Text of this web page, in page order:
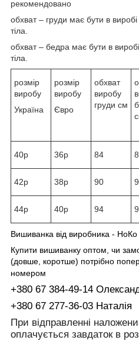
рекомендовано
обхват – груди має бути в
тіла.
обхват – бедра має бути в
тіла.
розмір
виробу
Україна
розмір
виробу
Євро
обхват
виробу
груди см
40р 36р 84
42р 38р 90
44р 40р 94
Вишиванка від виробника - НоКо
Купити вишиванку оптом, чи
(довше, коротше) потрібно
номером
+380 67 384-49-14
+380 67 277-36-03 Наталія
При відправленні
оплачується завдаток в